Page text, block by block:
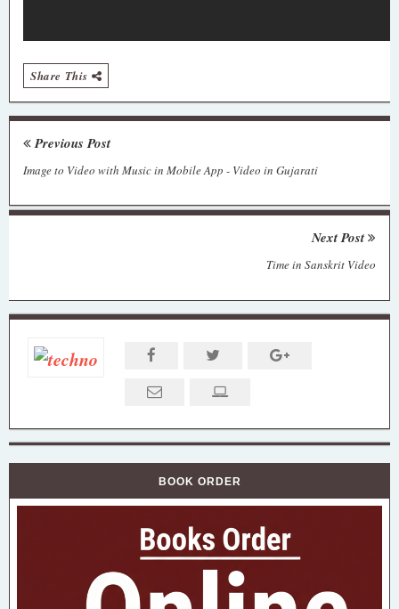
Share This
Previous Post
Image to Video with Music in Mobile App - Video in Gujarati
Next Post
Time in Sanskrit Video
BOOK ORDER